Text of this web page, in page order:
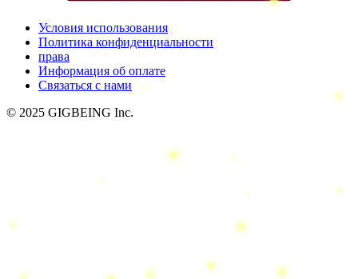
Условия использования
Политика конфиденциальности
права
Информация об оплате
Связаться с нами
© 2025 GIGBEING Inc.